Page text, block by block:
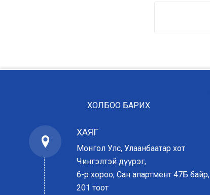
ХОЛБОО БАРИХ
ХАЯГ
Монгол Улс, Улаанбаатар хот
Чингэлтэй дүүрэг,
6-р хороо, Сан апартмент 47Б байр,
201 тоот